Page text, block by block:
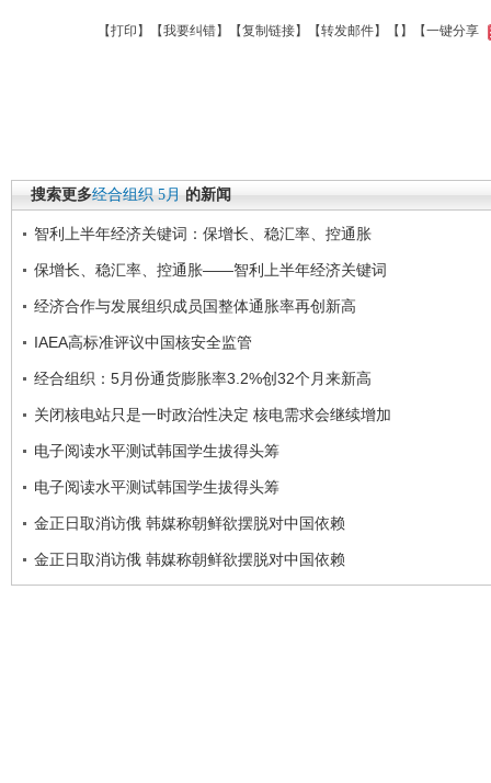
【打印 】【我要纠错】【复制链接】【转发邮件】【 】 【一键分享
搜索更多经合组织 5月 的新闻
智利上半年经济关键词：保增长、稳汇率、控通胀
保增长、稳汇率、控通胀――智利上半年经济关键词
经济合作与发展组织成员国整体通胀率再创新高
IAEA高标准评议中国核安全监管
经合组织：5月份通货膨胀率3.2%创32个月来新高
关闭核电站只是一时政治性决定 核电需求会继续增加
电子阅读水平测试韩国学生拔得头筹
电子阅读水平测试韩国学生拔得头筹
金正日取消访俄 韩媒称朝鲜欲摆脱对中国依赖
金正日取消访俄 韩媒称朝鲜欲摆脱对中国依赖